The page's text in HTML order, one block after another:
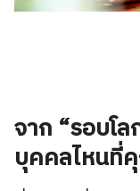
จาก “รอบโ
บุคคลไหนที่